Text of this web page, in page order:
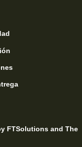
FTSolutions and The